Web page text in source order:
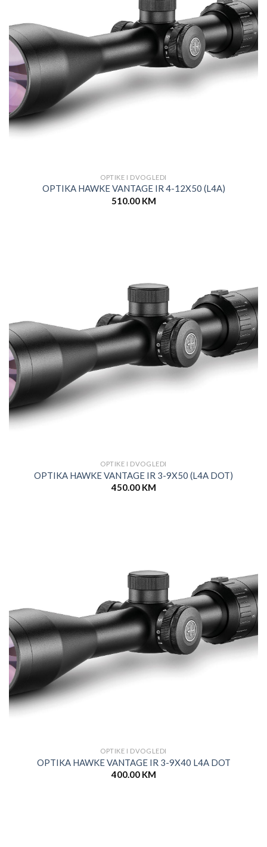
OPTIKE I DVOGLEDI
OPTIKA HAWKE VANTAGE IR 4-12X50 (L4A)
510.00 KM
OPTIKE I DVOGLEDI
OPTIKA HAWKE VANTAGE IR 3-9X50 (L4A DOT)
450.00 KM
OPTIKE I DVOGLEDI
OPTIKA HAWKE VANTAGE IR 3-9X40 L4A DOT
400.00 KM